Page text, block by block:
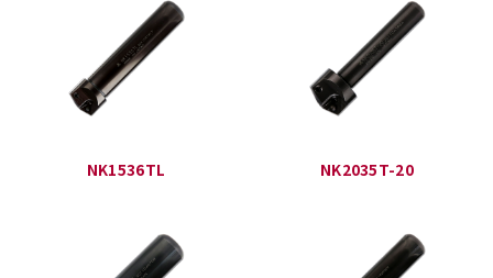
NK1536TL NK2035T-20